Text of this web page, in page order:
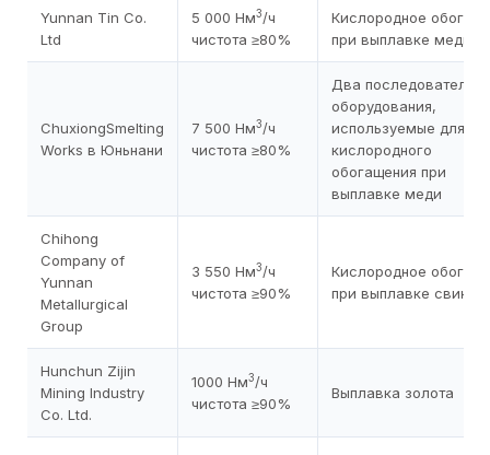
Yunnan Tin Co.
Ltd
5 000 Нм3/ч
чистота ≥80%
Кислородное
при выплавке меди
ChuxiongSmelting
Works в Юньнани
7 500 Нм3/ч
чистота ≥80%
Два
оборудования,
используемые для
кислородного
обогащения при
выплавке меди
Chihong
Company of
Yunnan
Metallurgical
Group
3 550 Нм3/ч
чистота ≥90%
Кислородное
при выплавке свинца
Hunchun Zijin
Mining Industry
Co. Ltd.
1000 Нм3/ч
чистота ≥90%
Выплавка золота